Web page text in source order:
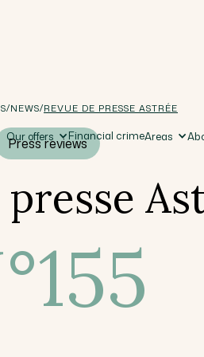
Our offers Financial crimeAreas
/NEWS/REVUE DE PRESSE ASTRÉE
Press reviews
155